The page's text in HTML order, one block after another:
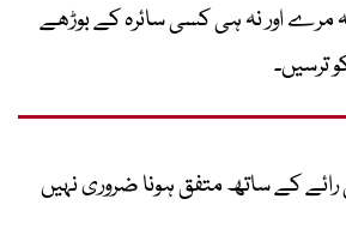
مرے اور نہ ہی کسی سائرہ کے بوڑھے
ترسیں۔
رائے کے ساتھ متفق ہونا ضروری نہیں